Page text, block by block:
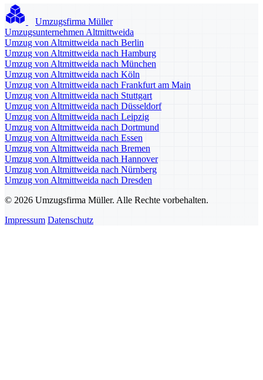
Umzugsfirma Müller
Umzugsunternehmen Altmittweida
Umzug von Altmittweida nach Berlin
Umzug von Altmittweida nach Hamburg
Umzug von Altmittweida nach München
Umzug von Altmittweida nach Köln
Umzug von Altmittweida nach Frankfurt am Main
Umzug von Altmittweida nach Stuttgart
Umzug von Altmittweida nach Düsseldorf
Umzug von Altmittweida nach Leipzig
Umzug von Altmittweida nach Dortmund
Umzug von Altmittweida nach Essen
Umzug von Altmittweida nach Bremen
Umzug von Altmittweida nach Hannover
Umzug von Altmittweida nach Nürnberg
Umzug von Altmittweida nach Dresden
© 2026 Umzugsfirma Müller. Alle Rechte vorbehalten.
Impressum Datenschutz